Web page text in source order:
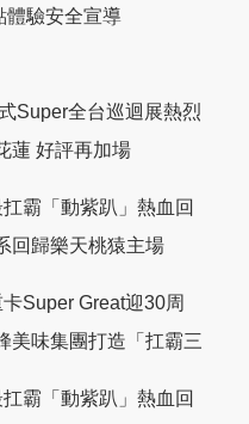
體驗安全宣導
Super全台巡迴展熱烈
蓮 好評再加場
霸「動紫趴」熱血回
回歸樂天桃猿主場
Super Great迎30周
美味集團打造「扛霸三
霸「動紫趴」熱血回